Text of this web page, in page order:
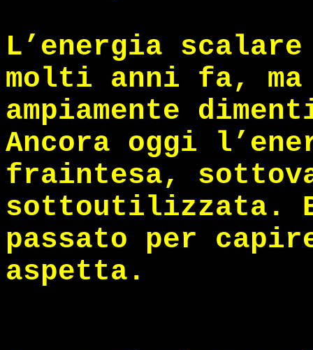
L’energia
molti anni fa,
ampiamente
Ancora oggi
fraintesa,
sottoutilizzata.
passato per
aspetta.